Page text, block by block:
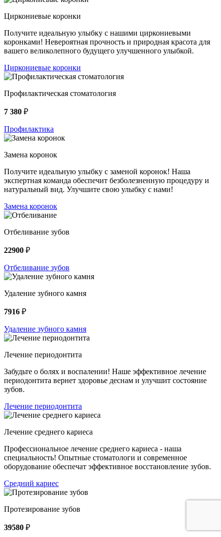
Циркониевые коронки
Получите идеальную улыбку с нашими циркониевыми
коронками! Невероятная прочность и природная красота для
вашего великолепного будущего улучшенного улыбкой.
Циркониевые коронки
Профилактическая стоматология
7 380 ₽
Профилактика
Замена коронок
Получите идеальную улыбку с заменой коронок! Наша
экспертная команда обеспечит безболезненную процедуру и
натуральный вид. Улучшите свою улыбку с нами!
Замена коронок
Отбеливание зубов
22900 ₽
Отбеливание зубов
Удаление зубного камня
7916 ₽
Удаление зубного камня
Лечение периодонтита
Забудьте о болях и воспалении! Наше эффективное лечение
периодонтита вернет здоровье деснам и улучшит состояние
зубов.
Лечение периодонтита
Лечение среднего кариеса
Профессиональное лечение среднего кариеса - наша
специальность! Опытные стоматологи и современное
оборудование обеспечат эффективное восстановление зубов.
Средний кариес
Протезирование зубов
39580 ₽